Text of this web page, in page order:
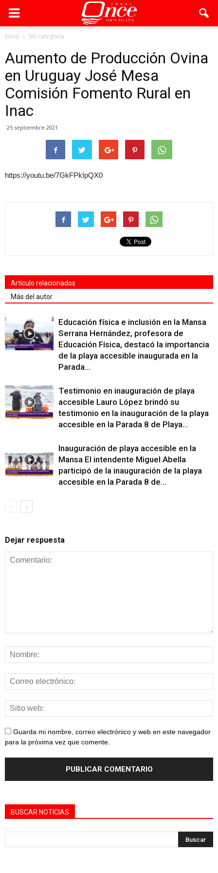
Inicio Sin categoría
Aumento de Producción Ovina
en Uruguay José Mesa
Comisión Fomento Rural en
Inac
25 septiembre 2021
https://youtu.be/7GkFPkIpQX0
Artículo relacionados
Más del autor
Educación física e inclusión en la Mansa
Serrana Hernández, profesora de
Educación Física, destacó la importancia
de la playa accesible inaugurada en la
Parada...
Testimonio en inauguración de playa
accesible Lauro López brindó su
testimonio en la inauguración de la playa
accesible en la Parada 8 de Playa...
Inauguración de playa accesible en la
Mansa El intendente Miguel Abella
participó de la inauguración de la playa
accesible en la Parada 8 de...
Dejar respuesta
Guarda mi nombre, correo electrónico y web en este navegador
para la próxima vez que comente.
BUSCAR NOTICIAS